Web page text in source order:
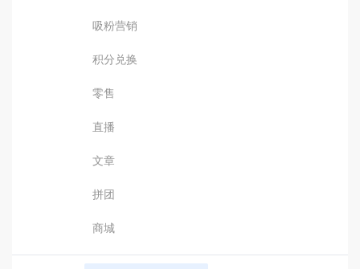
吸粉营销
积分兑换
零售
直播
文章
拼团
商城